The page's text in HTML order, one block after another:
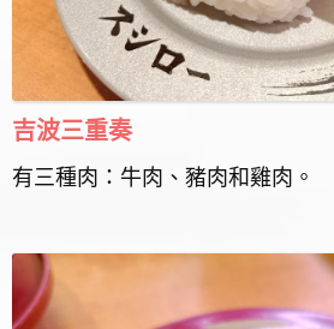
吉波三重奏
有三種肉：牛肉、豬肉和雞肉。